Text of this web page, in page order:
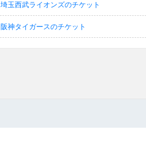
埼玉西武ライオンズのチケット
阪神タイガースのチケット